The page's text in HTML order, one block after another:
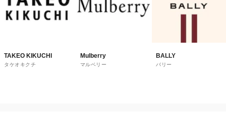
TAKEO KIKUCHI
タケオキクチ
Mulberry
マルベリー
BALLY
バリー